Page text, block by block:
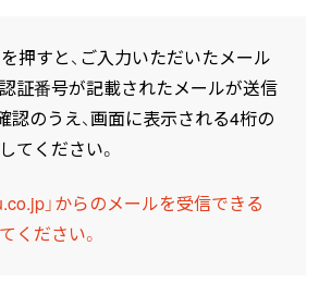
を押すと、ご入力いただいたメール
証番号が記載されたメールが送信
認のうえ、画面に表示される4桁の
てください。
」からのメールを受信できる
ください。